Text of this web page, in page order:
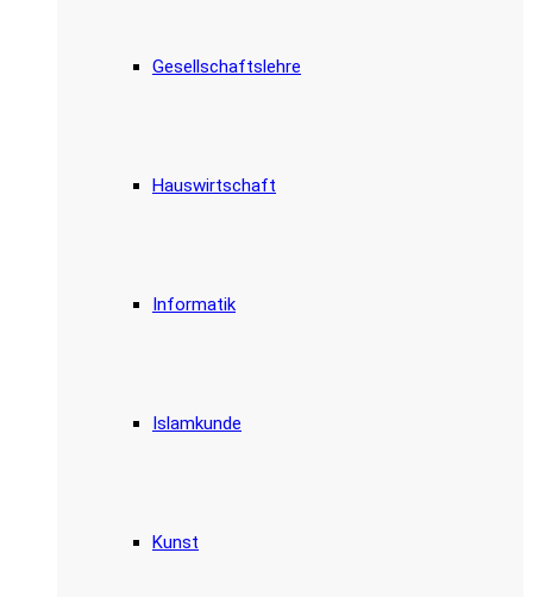
Gesellschaftslehre
Hauswirtschaft
Informatik
Islamkunde
Kunst